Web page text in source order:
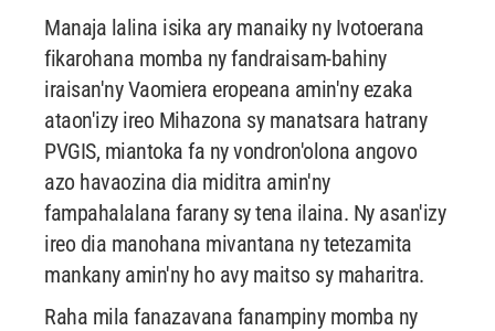
Manaja lalina isika ary manaiky ny Ivotoerana
fikarohana momba ny fandraisam-bahiny
iraisan'ny Vaomiera eropeana amin'ny ezaka
ataon'izy ireo Mihazona sy manatsara hatrany
PVGIS, miantoka fa ny vondron'olona angovo
azo havaozina dia miditra amin'ny
fampahalalana farany sy tena ilaina. Ny asan'izy
ireo dia manohana mivantana ny tetezamita
mankany amin'ny ho avy maitso sy maharitra.
Raha mila fanazavana fanampiny momba ny